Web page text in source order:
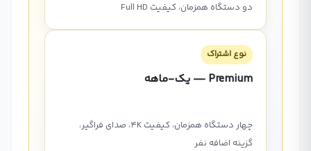
دو دستگاه همزمان، کیفیت Full HD
نوع اشتراک
Premium — یک-ماهه
چهار دستگاه همزمان، کیفیت 4K، صدای فراگیر،
گزینه اضافه نفر